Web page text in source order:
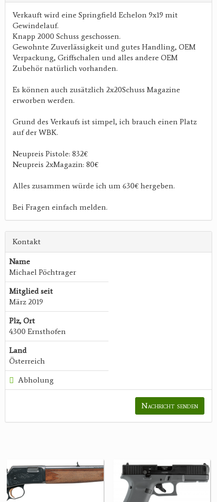
Verkauft wird eine Springfield Echelon 9x19 mit
Gewindelauf.
Knapp 2000 Schuss geschossen.
Gewohnte Zuverlässigkeit und gutes Handling, OEM
Verpackung, Griffschalen und alles andere OEM
Zubehör natürlich vorhanden.
Es können auch zusätzlich 2x20Schuss Magazine
erworben werden.
Grund des Verkaufs ist simpel, ich brauch einen Platz
auf der WBK.
Neupreis Pistole: 832€
Neupreis 2xMagazin: 80€
Alles zusammen würde ich um 630€ hergeben.
Bei Fragen einfach melden.
Kontakt
Name
Michael Pöchtrager
Mitglied seit
März 2019
Plz, Ort
4300 Ernsthofen
Land
Österreich
Abholung
Nachricht senden